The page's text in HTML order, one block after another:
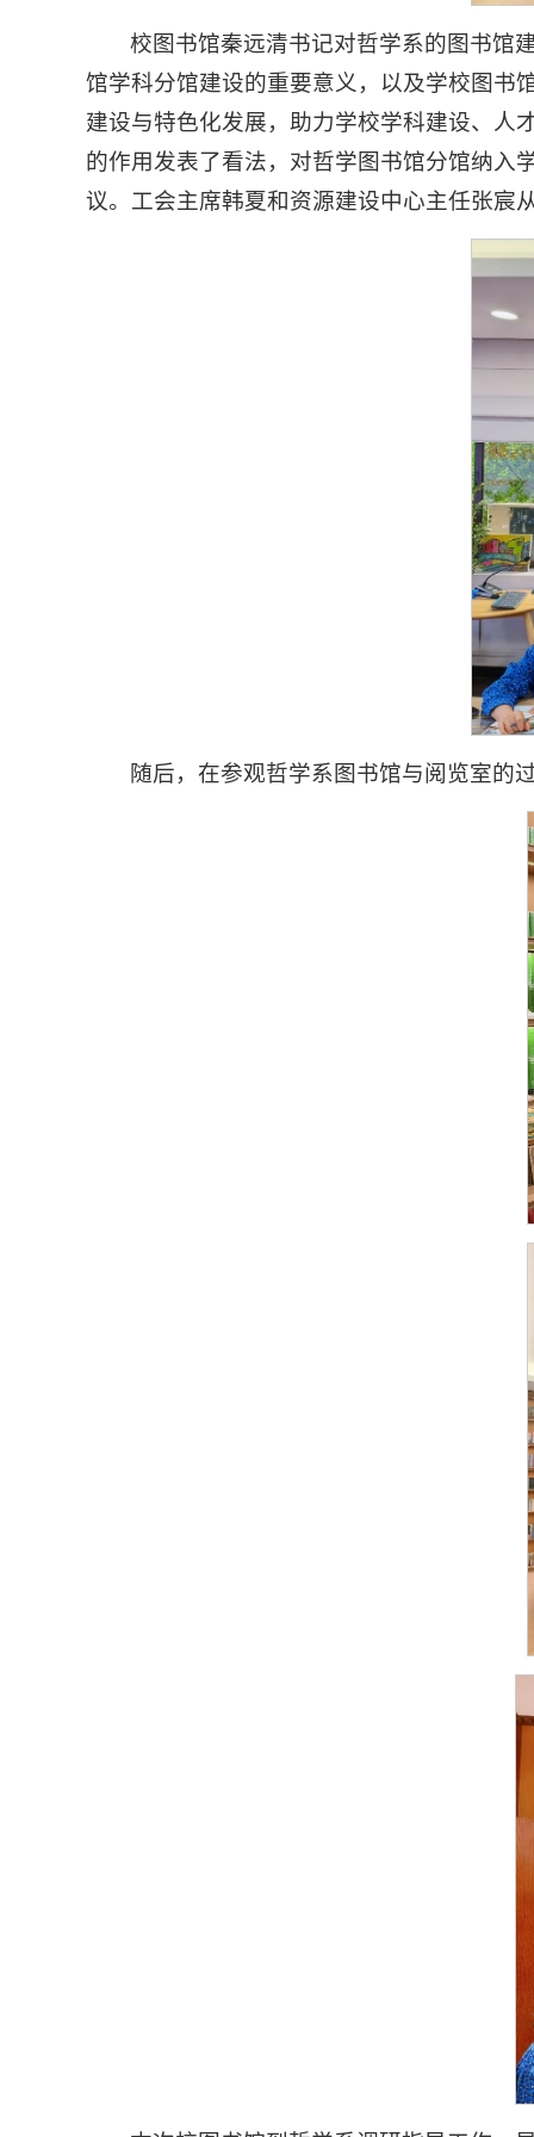
校图书馆秦远清书记对哲学系的图书馆
馆学科分馆建设的重要意义，以及学校图书
建设与特色化发展，助力学校学科建设、人
的作用发表了看法，对哲学图书馆分馆纳入
议。工会主席韩夏和资源建设中心主任张宸
随后，在参观哲学系图书馆与阅览室的